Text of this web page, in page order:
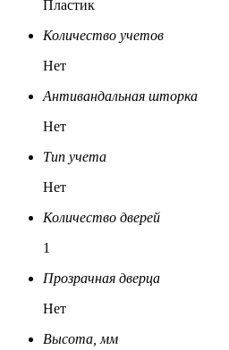
Пластик
Количество учетов
Нет
Антивандальная шторка
Нет
Тип учета
Нет
Количество дверей
1
Прозрачная дверца
Нет
Высота, мм